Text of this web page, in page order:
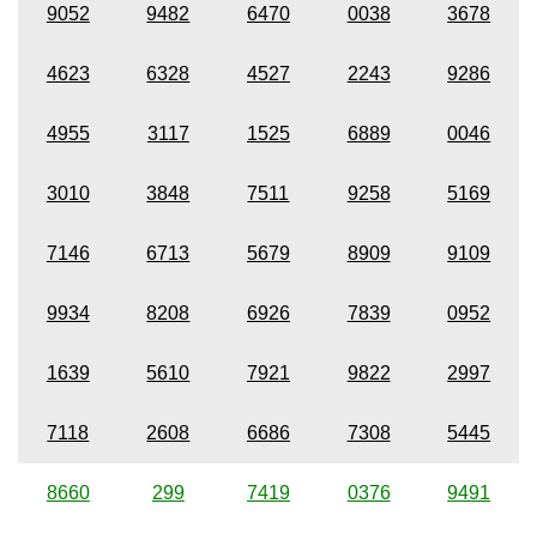
9052 9482 6470 0038 3678
4623 6328 4527 2243 9286
4955 3117 1525 6889 0046
3010 3848 7511 9258 5169
7146 6713 5679 8909 9109
9934 8208 6926 7839 0952
1639 5610 7921 9822 2997
7118 2608 6686 7308 5445
8660 299 7419 0376 9491